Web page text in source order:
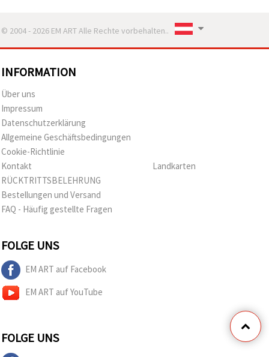
© 2004 - 2026 EM ART Alle Rechte vorbehalten..
INFORMATION
Über uns
Impressum
Datenschutzerklärung
Allgemeine Geschäftsbedingungen
Cookie-Richtlinie
Kontakt
RÜCKTRITTSBELEHRUNG
Bestellungen und Versand
FAQ - Häufig gestellte Fragen
Landkarten
FOLGE UNS
EM ART auf Facebook
EM ART auf YouTube
FOLGE UNS